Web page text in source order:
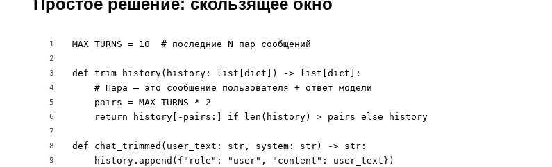
1
2
3
4
5
6
7
8
9
MAX_TURNS = 10  # последние N пар сообщений
def trim_history(history: list[dict]) -> list[dict]:
    # Пара — это сообщение пользователя + ответ модели
    pairs = MAX_TURNS * 2
    return history[-pairs:] if len(history) > pairs else history
def chat_trimmed(user_text: str, system: str) -> str:
    history.append({"role": "user", "content": user_text})